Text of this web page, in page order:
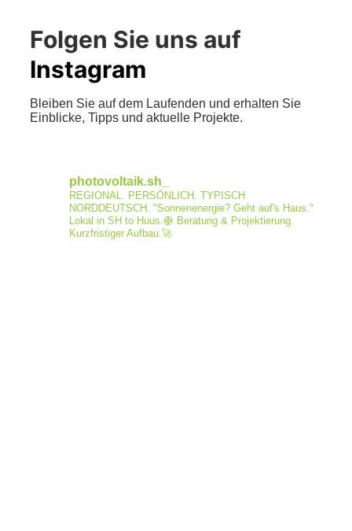
Folgen Sie uns auf
Instagram
Bleiben Sie auf dem Laufenden und erhalten Sie
Einblicke, Tipps und aktuelle Projekte.
photovoltaik.sh_
REGIONAL. PERSÖNLICH. TYPISCH
NORDDEUTSCH.
"Sonnenenergie? Geht auf's Haus."
Lokal in SH to Huus.🛟 Beratung & Projektierung.
Kurzfristiger Aufbau.🚀